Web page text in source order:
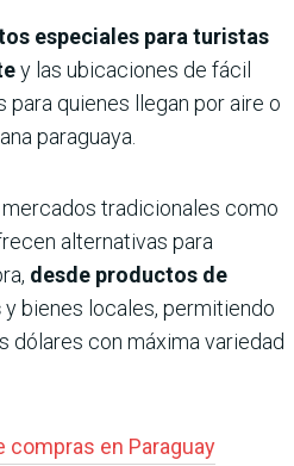
especiales para turistas
y las ubicaciones de fácil
quienes llegan por aire o
paraguaya.
tradicionales como
alternativas para
desde productos de
y bienes locales, permitiendo
dólares con máxima variedad
compras en Paraguay